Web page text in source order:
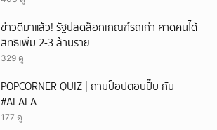
ข่าวดีมาแล้ว! รัฐปลดล็อกเกณฑ์รถเก่า คาดคนได้
สิทธิเพิ่ม 2-3 ล้านราย
329 ดู
POPCORNER QUIZ | ถามป็อปตอบปั๊บ กับ
#ALALA
177 ดู